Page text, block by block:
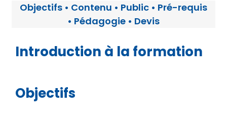
Objectifs • Contenu • Public • Pré-requis
• Pédagogie • Devis
Introduction à la formation
Objectifs